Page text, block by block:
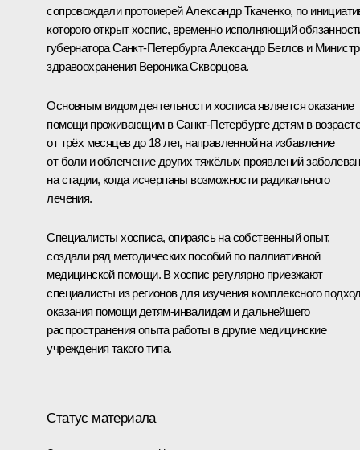
сопровождали протоиерей Александр Ткаченко, по
которого открыт хоспис, временно исполняющий
губернатора Санкт-ПетербургаАлександр Беглови Министр
здравоохранения Вероника Скворцова.
Основным видом деятельности хосписа является оказание
помощи проживающим в Санкт-Петербурге детям в возрасте
от трёх месяцев до 18 лет, направленной на избавление
от боли и облегчение других тяжёлых проявлений
на стадии, когда исчерпаны возможности радикального
лечения.
Специалисты хосписа, опираясь на собственный опыт,
создали ряд методических пособий по паллиативной
медицинской помощи. В хоспис регулярно приезжают
специалисты из регионов для изучения комплексного
оказания помощи детям-инвалидам и дальнейшего
распространения опыта работы в другие медицинские
учреждения такого типа.
Статус материала